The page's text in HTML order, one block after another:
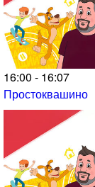
16:00 - 16:07
Простоквашино